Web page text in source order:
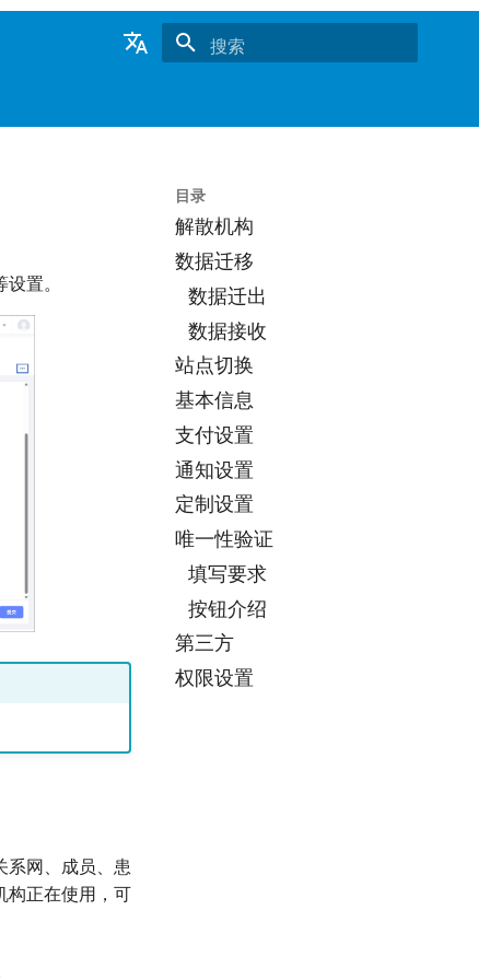
目录
解散机构
数据迁移
数据迁出
数据接收
站点切换
基本信息
支付设置
通知设置
定制设置
唯一性验证
填写要求
按钮介绍
第三方
权限设置
置。
系网、成员、患
构正在使用，可